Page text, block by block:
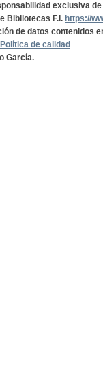
exclusiva
Bibliotecas F.I. https://
de datos contenidos
Política de calidad
García.